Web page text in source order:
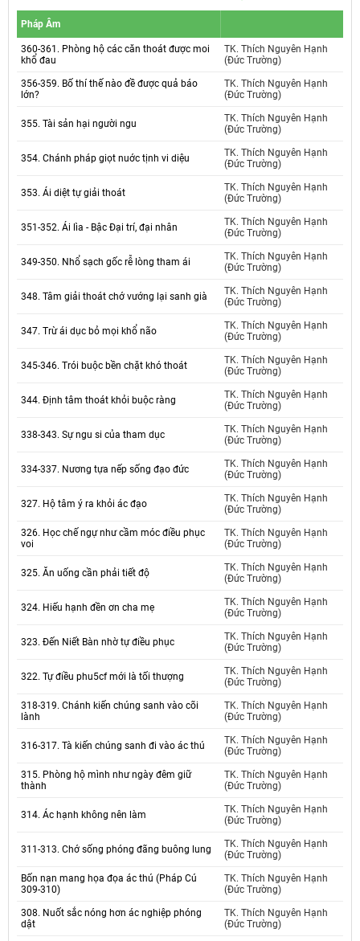
Pháp Âm
360-361. Phòng hộ các căn thoát được moi
khổ đau
TK. Thích Nguyên Hạnh
(Đức Trường)
356-359. Bố thí thế nào đề được quả báo
lớn?
TK. Thích Nguyên Hạnh
(Đức Trường)
355. Tài sản hại người ngu
TK. Thích Nguyên Hạnh
(Đức Trường)
354. Chánh pháp giọt nuớc tịnh vi diệu
TK. Thích Nguyên Hạnh
(Đức Trường)
353. Ái diệt tự giải thoát
TK. Thích Nguyên Hạnh
(Đức Trường)
351-352. Ái lìa - Bậc Đại trí, đại nhân
TK. Thích Nguyên Hạnh
(Đức Trường)
349-350. Nhổ sạch gốc rễ lòng tham ái
TK. Thích Nguyên Hạnh
(Đức Trường)
348. Tâm giải thoát chớ vướng lại sanh già
TK. Thích Nguyên Hạnh
(Đức Trường)
347. Trừ ái dục bỏ mọi khổ não
TK. Thích Nguyên Hạnh
(Đức Trường)
345-346. Trói buộc bền chặt khó thoát
TK. Thích Nguyên Hạnh
(Đức Trường)
344. Định tâm thoát khỏi buộc ràng
TK. Thích Nguyên Hạnh
(Đức Trường)
338-343. Sự ngu si của tham dục
TK. Thích Nguyên Hạnh
(Đức Trường)
334-337. Nương tựa nếp sống đạo đức
TK. Thích Nguyên Hạnh
(Đức Trường)
327. Hộ tâm ý ra khỏi ác đạo
TK. Thích Nguyên Hạnh
(Đức Trường)
326. Học chế ngự như cầm móc điều phục
voi
TK. Thích Nguyên Hạnh
(Đức Trường)
325. Ăn uống cần phải tiết độ
TK. Thích Nguyên Hạnh
(Đức Trường)
324. Hiếu hạnh đền ơn cha mẹ
TK. Thích Nguyên Hạnh
(Đức Trường)
323. Đến Niết Bàn nhờ tự điều phục
TK. Thích Nguyên Hạnh
(Đức Trường)
322. Tự điều phu5cf mới là tối thượng
TK. Thích Nguyên Hạnh
(Đức Trường)
318-319. Chánh kiến chúng sanh vào cõi
lành
TK. Thích Nguyên Hạnh
(Đức Trường)
316-317. Tà kiến chúng sanh đi vào ác thú
TK. Thích Nguyên Hạnh
(Đức Trường)
315. Phòng hộ mình như ngày đêm giữ
thành
TK. Thích Nguyên Hạnh
(Đức Trường)
314. Ác hạnh không nên làm
TK. Thích Nguyên Hạnh
(Đức Trường)
311-313. Chớ sống phóng đãng buông lung
TK. Thích Nguyên Hạnh
(Đức Trường)
Bốn nạn mang họa đọa ác thú (Pháp Cú
309-310)
TK. Thích Nguyên Hạnh
(Đức Trường)
308. Nuốt sắc nóng hơn ác nghiệp phóng
dật
TK. Thích Nguyên Hạnh
(Đức Trường)